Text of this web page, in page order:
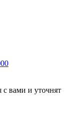
вами и уточнят